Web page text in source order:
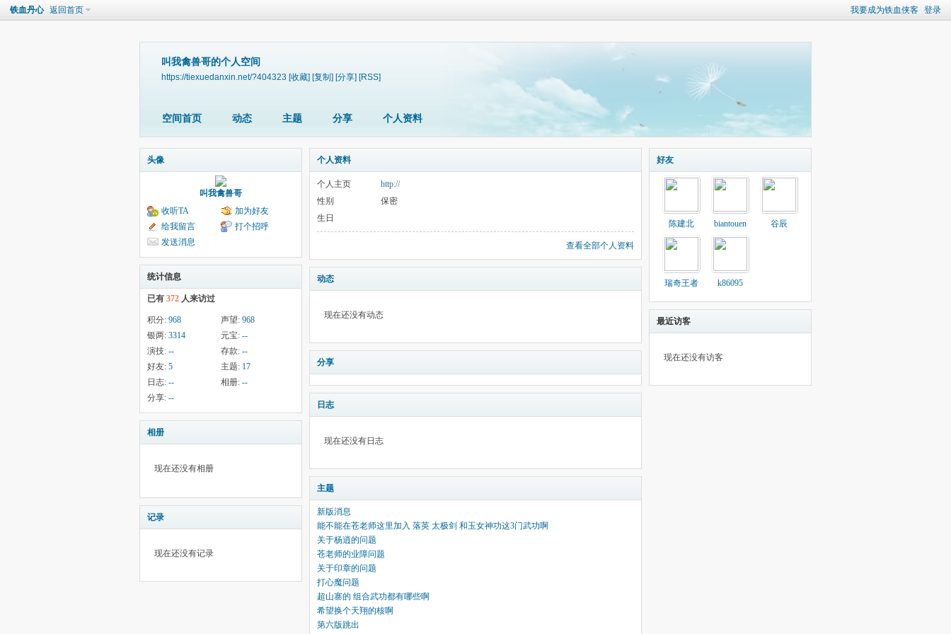
我要成为铁血侠客 登录
铁血丹心 返回首页
叫我禽兽哥的个人空间
https://tiexuedanxin.net/?404323 [收藏] [复制] [分享] [RSS]
空间首页 动态 主题 分享 个人资料
头像
叫我禽兽哥
收听TA
加为好友
给我留言
打个招呼
发送消息
统计信息
已有 372 人来访过
积分: 968 声望: 968
银两: 3314 元宝: --
演技: -- 存款: --
好友: 5 主题: 17
日志: -- 相册: --
分享: --
相册
现在还没有相册
记录
现在还没有记录
个人资料
个人主页
http://
性别
保密
生日
查看全部个人资料
动态
现在还没有动态
分享
日志
现在还没有日志
主题
新版消息
能不能在苍老师这里加入 落英 太极剑 和玉女神功这3门武功啊
关于杨逍的问题
苍老师的业障问题
关于印章的问题
打心魔问题
超山寨的 组合武功都有哪些啊
希望换个天翔的核啊
第六版跳出
好友
陈建北 biantouen 谷辰
瑞奇王者 k86095
最近访客
现在还没有访客